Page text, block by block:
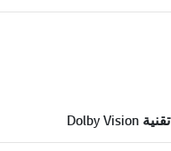
تقنية Dolby Vision